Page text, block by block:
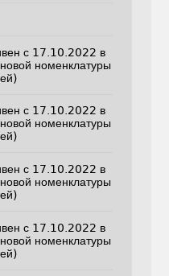
с 17.10.2022 в
номенклатуры
с 17.10.2022 в
номенклатуры
с 17.10.2022 в
номенклатуры
с 17.10.2022 в
номенклатуры